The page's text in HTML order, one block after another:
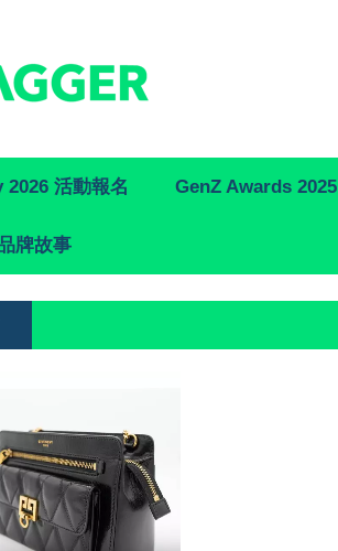
活動報名 GenZ Awards 2025
牌故事